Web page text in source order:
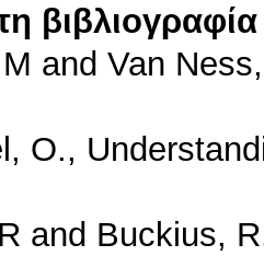
βιβλιογραφία
and Van
O.,
and Buckius,